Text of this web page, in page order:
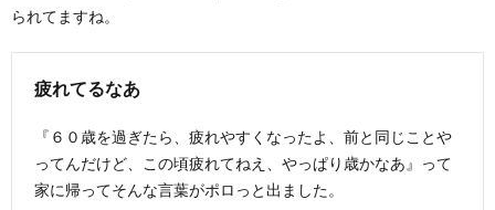
られてますね。
疲れてるなあ
『６０歳を過ぎたら、疲れやすくなったよ、前と同じことや
ってんだけど、この頃疲れてねえ、やっぱり歳かなあ』って
家に帰ってそんな言葉がポロっと出ました。